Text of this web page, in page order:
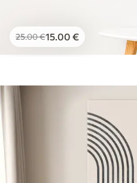
25.00€15.00 €